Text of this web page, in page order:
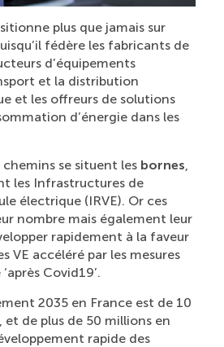
plus que jamais sur
fédère les fabricants de
d’équipements
et la distribution
et les offreurs de solutions
d’énergie dans les
chemins se situent les bornes,
les Infrastructures de
électrique (IRVE). Or ces
nombre mais également leur
rapidement à la faveur
VE accéléré par les mesures
Covid19’.
2035 en France est de 10
et de plus de 50 millions en
rapide des